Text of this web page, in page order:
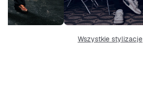
Wszystkie stylizacje